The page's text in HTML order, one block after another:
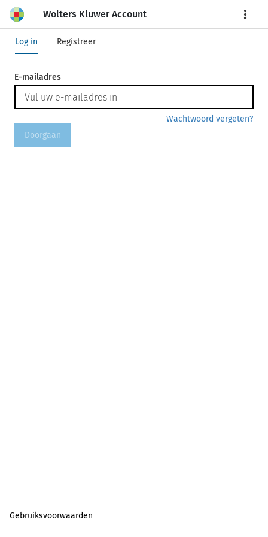
Wolters Kluwer Account More
Log in Registreer
E-mailadres
Wachtwoord vergeten?
Doorgaan
Gebruiksvoorwaarden